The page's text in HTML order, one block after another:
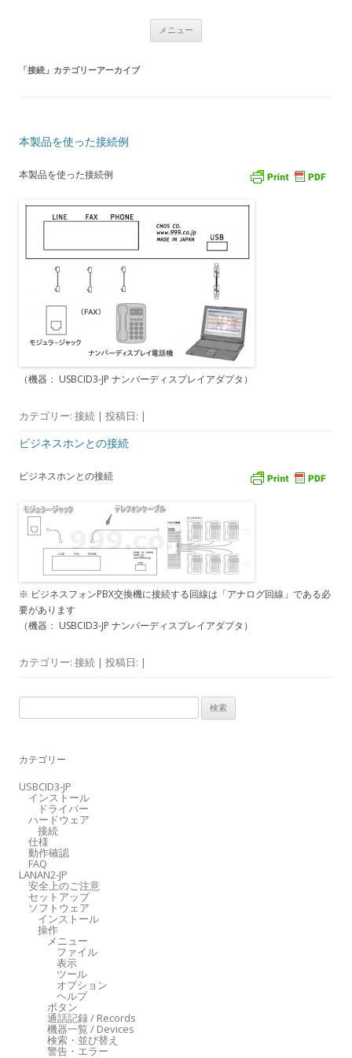
USBナンバーディスプレイアダプタ
Caller ID detection Call recordingメニュー
「接続 」カテゴリーアーカイブ
本製品を使った接続例
本製品を使った接続例
（機器： USBCID3-JP ナンバーディスプレイアダプタ）
カテゴリー: 接続 | 投稿日: |
ビジネスホンとの接続
ビジネスホンとの接続
※ ビジネスフォンPBX交換機に接続する回線は「アナログ回線」である必
要があります
（機器： USBCID3-JP ナンバーディスプレイアダプタ）
カテゴリー: 接続 | 投稿日: |
カテゴリー
USBCID3-JP
インストール
ドライバー
ハードウェア
接続
仕様
動作確認
FAQ
LANAN2-JP
安全上のご注意
セットアップ
ソフトウェア
インストール
操作
メニュー
ファイル
表示
ツール
オプション
ヘルプ
ボタン
通話記録 / Records
機器一覧 / Devices
検索・並び替え
警告・エラー